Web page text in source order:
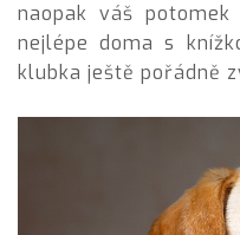
naopak váš
nejlépe doma s
klubka ještě pořádně